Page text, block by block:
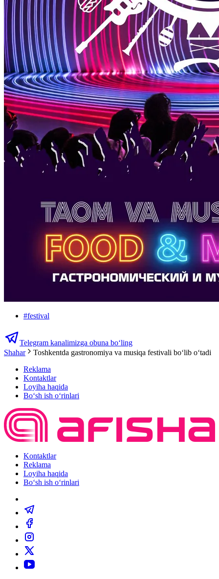
#festival
Telegram kanalimizga obuna bo‘ling
Shahar
Toshkentda gastronomiya va musiqa festivali boʻlib oʻtadi
Reklama
Kontaktlar
Loyiha haqida
Bo‘sh ish o‘rinlari
Kontaktlar
Reklama
Loyiha haqida
Bo‘sh ish o‘rinlari